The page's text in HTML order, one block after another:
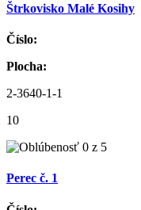
Štrkovisko Malé Kosihy
Číslo:
Plocha:
2-3640-1-1
10
Perec č. 1